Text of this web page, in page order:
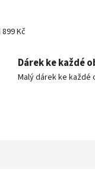
Kč
Dárek ke každé
Malý dárek ke každé